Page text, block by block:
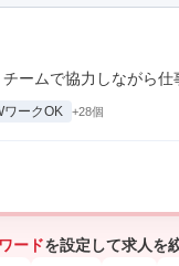
ームで協力しながら仕
ワークOK +28個
ードを設定して求人を